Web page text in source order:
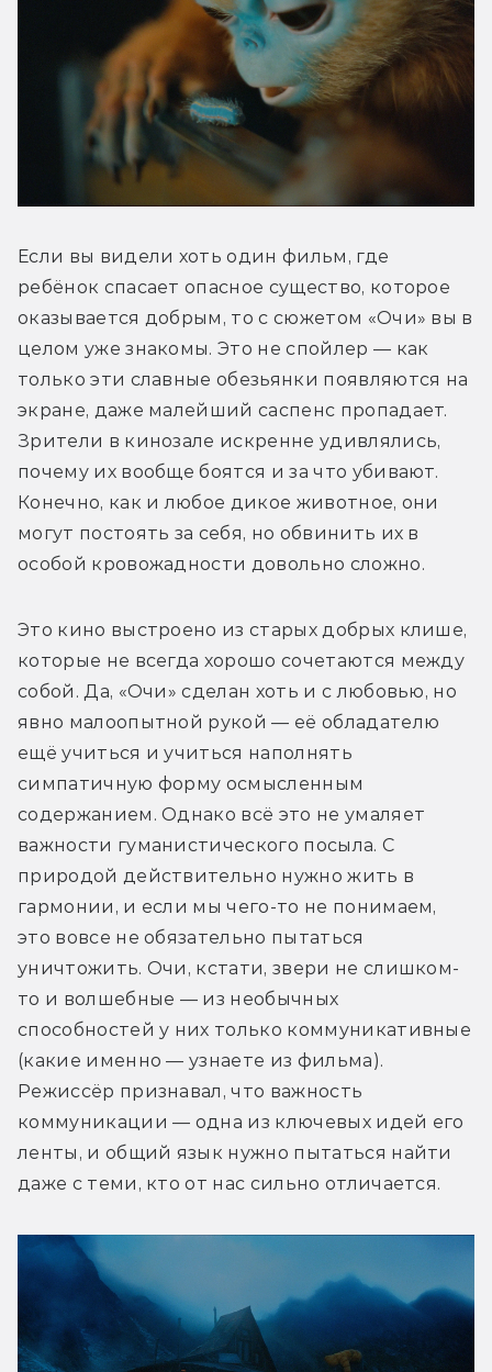
Если вы видели хоть один фильм, где
ребёнок спасает опасное существо, которое
оказывается добрым, то с сюжетом «Очи» вы в
целом уже знакомы. Это не спойлер — как
только эти славные обезьянки появляются на
экране, даже малейший саспенс пропадает.
Зрители в кинозале искренне удивлялись,
почему их вообще боятся и за что убивают.
Конечно, как и любое дикое животное, они
могут постоять за себя, но обвинить их в
особой кровожадности довольно сложно.
Это кино выстроено из старых добрых клише,
которые не всегда хорошо сочетаются между
собой. Да, «Очи» сделан хоть и с любовью, но
явно малоопытной рукой — её обладателю
ещё учиться и учиться наполнять
симпатичную форму осмысленным
содержанием. Однако всё это не умаляет
важности гуманистического посыла. С
природой действительно нужно жить в
гармонии, и если мы чего-то не понимаем,
это вовсе не обязательно пытаться
уничтожить. Очи, кстати, звери не слишком-
то и волшебные — из необычных
способностей у них только коммуникативные
(какие именно — узнаете из фильма).
Режиссёр признавал, что важность
коммуникации — одна из ключевых идей его
ленты, и общий язык нужно пытаться найти
даже с теми, кто от нас сильно отличается.